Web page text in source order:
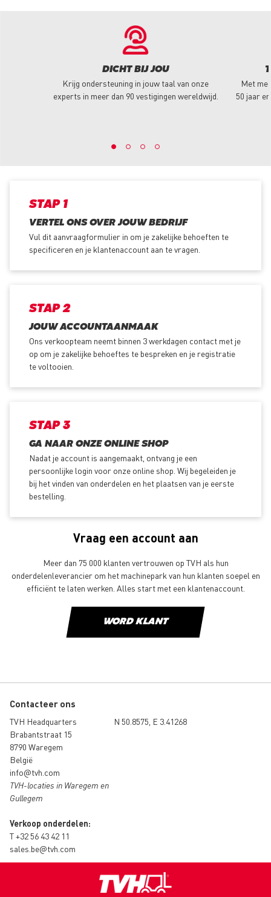
DICHT BIJ JOU
Krijg ondersteuning in jouw taal van onze
experts in meer dan 90 vestigingen wereldwijd.
Met
50 jaar
STAP 1
VERTEL ONS OVER JOUW BEDRIJF
Vul dit aanvraagformulier in om je zakelijke behoeften te
specificeren en je klantenaccount aan te vragen.
STAP 2
JOUW ACCOUNTAANMAAK
Ons verkoopteam neemt binnen 3 werkdagen contact met je
op om je zakelijke behoeftes te bespreken en je registratie
te voltooien.
STAP 3
GA NAAR ONZE ONLINE SHOP
Nadat je account is aangemaakt, ontvang je een
persoonlijke login voor onze online shop. Wij begeleiden je
bij het vinden van onderdelen en het plaatsen van je eerste
bestelling.
Vraag een account aan
Meer dan 75 000 klanten vertrouwen op TVH als hun
onderdelenleverancier om het machinepark van hun klanten soepel en
efficiënt te laten werken. Alles start met een klantenaccount.
WORD KLANT
Contacteer ons
TVH Headquarters
Brabantstraat 15
8790 Waregem
België
info@tvh.com
TVH-locaties in Waregem en
Gullegem
Verkoop onderdelen:
T+32 56 43 42 11
sales.be@tvh.com
N 50.8575, E 3.41268